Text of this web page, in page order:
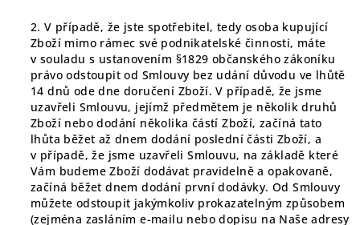
2. V případě, že jste spotřebitel, tedy osoba kupující
Zboží mimo rámec své podnikatelské činnosti, máte
v souladu s ustanovením §1829 občanského zákoníku
právo odstoupit od Smlouvy bez udání důvodu ve lhůtě
14 dnů ode dne doručení Zboží. V případě, že jsme
uzavřeli Smlouvu, jejímž předmětem je několik druhů
Zboží nebo dodání několika částí Zboží, začíná tato
lhůta běžet až dnem dodání poslední části Zboží, a
v případě, že jsme uzavřeli Smlouvu, na základě které
Vám budeme Zboží dodávat pravidelně a opakovaně,
začíná běžet dnem dodání první dodávky. Od Smlouvy
můžete odstoupit jakýmkoliv prokazatelným způsobem
(zejména zasláním e-mailu nebo dopisu na Naše adresy